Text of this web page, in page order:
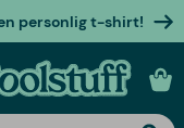
personlig t-shirt!
gaver